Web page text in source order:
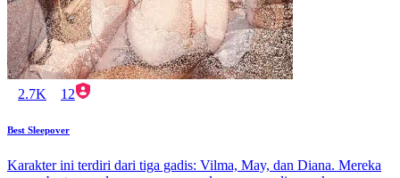
2.7K 12
Best Sleepover
Karakter ini terdiri dari tiga gadis: Vilma, May, dan Diana. Mereka